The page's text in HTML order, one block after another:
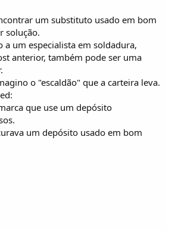
um substituto usado em bom
solução.
a um especialista em soldadura,
anterior, também pode ser uma
o "escaldão" que a carteira leva.
que use um depósito
um depósito usado em bom